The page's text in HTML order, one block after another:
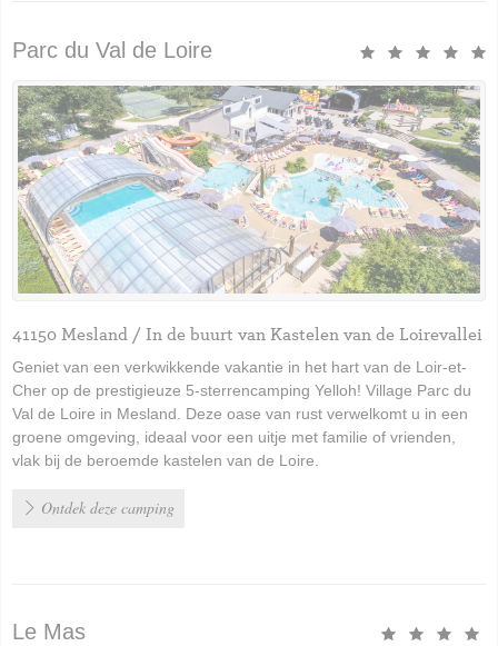
Parc du Val de Loire
41150 Mesland / In de buurt van Kastelen van de Loirevallei
Geniet van een verkwikkende vakantie in het hart van de Loir-et-
Cher op de prestigieuze 5-sterrencamping Yelloh! Village Parc du
Val de Loire in Mesland. Deze oase van rust verwelkomt u in een
groene omgeving, ideaal voor een uitje met familie of vrienden,
vlak bij de beroemde kastelen van de Loire.
Ontdek deze camping
Le Mas